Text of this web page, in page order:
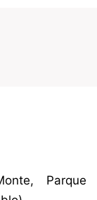
Parque